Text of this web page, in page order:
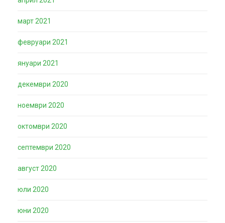
март 2021
февруари 2021
януари 2021
декември 2020
ноември 2020
октомври 2020
септември 2020
август 2020
юли 2020
юни 2020